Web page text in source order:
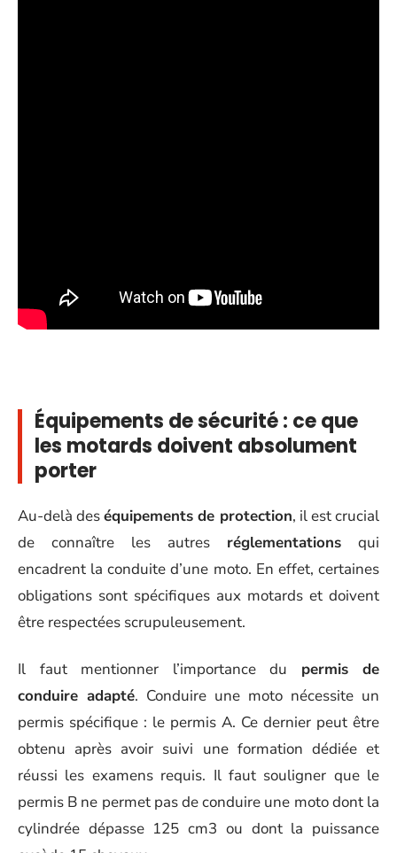
Équipements de sécurité : ce que
les motards doivent absolument
porter
Au-delà deséquipements de protection, il est crucial
de connaître les autres réglementations qui
encadrent la conduite d’une moto. En effet, certaines
obligations sont spécifiques aux motards et doivent
être respectées scrupuleusement.
Il faut mentionner l’importance du permis de
conduire adapté. Conduire une moto nécessite un
permis spécifique : le permis A. Ce dernier peut être
obtenu après avoir suivi une formation dédiée et
réussi les examens requis. Il faut souligner que le
permis B ne permet pas de conduire une moto dont la
cylindrée dépasse 125 cm3 ou dont la puissance